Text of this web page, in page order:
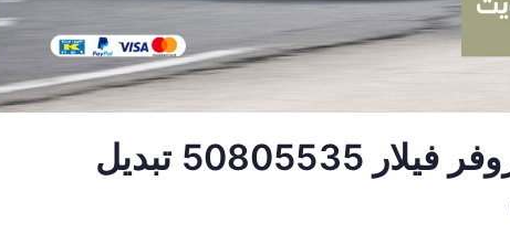
تبديل بطارية سيارة رنج روفر فيلار 50805535 تبديل